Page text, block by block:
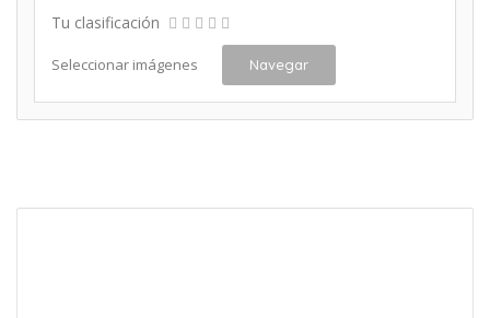
Tu clasificación
Seleccionar imágenes Navegar